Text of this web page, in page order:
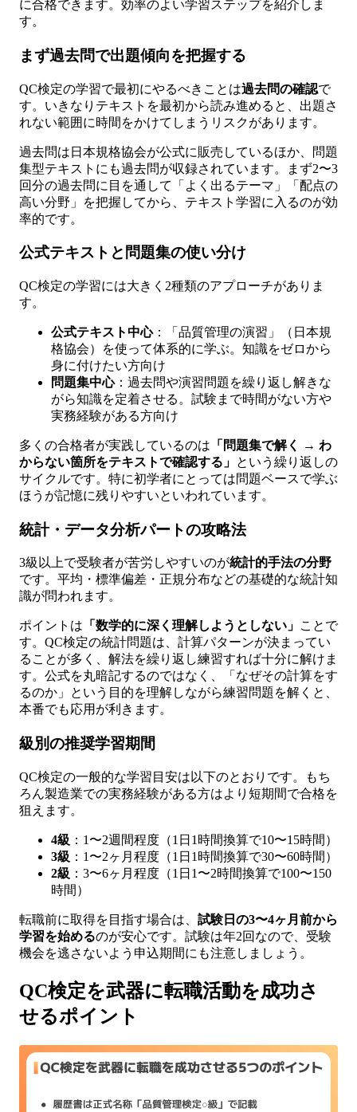
に合格できます。効率のよい学習ステップを紹介しま
す。
まず過去問で出題傾向を把握する
QC検定の学習で最初にやるべきことは過去問の確認で
す。いきなりテキストを最初から読み進めると、出題さ
れない範囲に時間をかけてしまうリスクがあります。
過去問は日本規格協会が公式に販売しているほか、問題
集型テキストにも過去問が収録されています。まず2〜3
回分の過去問に目を通して「よく出るテーマ」「配点の
高い分野」を把握してから、テキスト学習に入るのが効
率的です。
公式テキストと問題集の使い分け
QC検定の学習には大きく2種類のアプローチがありま
す。
公式テキスト中心：「品質管理の演習」（日本規
格協会）を使って体系的に学ぶ。知識をゼロから
身に付けたい方向け
問題集中心：過去問や演習問題を繰り返し解きな
がら知識を定着させる。試験まで時間がない方や
実務経験がある方向け
多くの合格者が実践しているのは 「問題集で解く → わ
からない箇所をテキストで確認する」 という繰り返しの
サイクルです。特に初学者にとっては問題ベースで学ぶ
ほうが記憶に残りやすいといわれています。
統計・データ分析パートの攻略法
3級以上で受験者が苦労しやすいのが統計的手法の分野
です。平均・標準偏差・正規分布などの基礎的な統計知
識が問われます。
ポイントは 「数学的に深く理解しようとしない」 ことで
す。QC検定の統計問題は、計算パターンが決まってい
ることが多く、解法を繰り返し練習すれば十分に解けま
す。公式を丸暗記するのではなく、「なぜその計算をす
るのか」という目的を理解しながら練習問題を解くと、
本番でも応用が利きます。
級別の推奨学習期間
QC検定の一般的な学習目安は以下のとおりです。もち
ろん製造業での実務経験がある方はより短期間で合格を
狙えます。
4級 ：1〜2週間程度（1日1時間換算で10〜15時間）
3級 ：1〜2ヶ月程度（1日1時間換算で30〜60時間）
2級 ：3〜6ヶ月程度（1日1〜2時間換算で100〜150
時間）
転職前に取得を目指す場合は、 試験日の3〜4ヶ月前から
学習を始めるのが安心です。試験は年2回なので、受験
機会を逃さないよう申込期間にも注意しましょう。
QC検定を武器に転職活動を成功さ
せるポイント